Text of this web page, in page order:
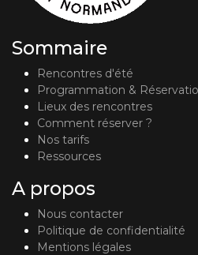
Sommaire
Rencontres d'été
Programmation &
Lieux des rencontres
Comment réserver ?
Nos tarifs
Ressources
A propos
Nous contacter
Politique de confidentialité
Mentions légales